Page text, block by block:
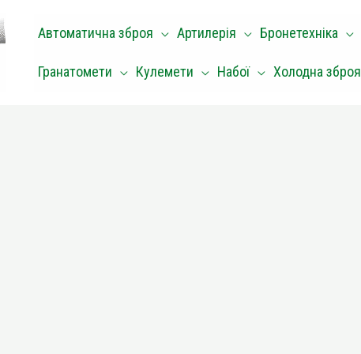
Автоматична зброя Артилерія Бронетехніка
Гранатомети Кулемети Набої Холодна зброя